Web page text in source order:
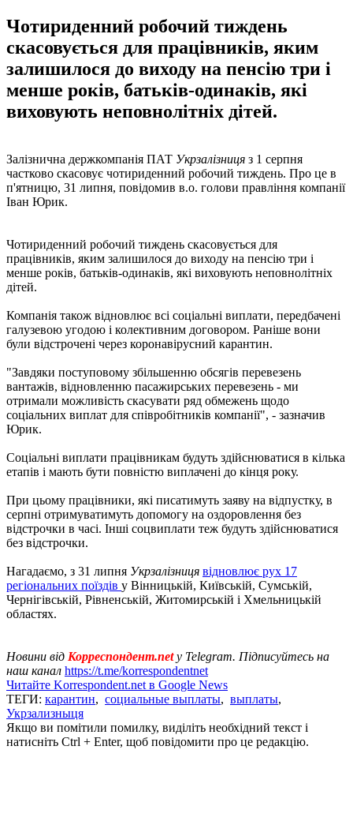
Чотириденний робочий тиждень
скасовується для працівників, яким
залишилося до виходу на пенсію три і
менше років, батьків-одинаків, які
виховують неповнолітніх дітей.
Залізнична держкомпанія ПАТ Укрзалізниця з 1 серпня
частково скасовує чотириденний робочий тиждень. Про це в
п'ятницю, 31 липня, повідомив в.о. голови правління компанії
Іван Юрик.
Чотириденний робочий тиждень скасовується для
працівників, яким залишилося до виходу на пенсію три і
менше років, батьків-одинаків, які виховують неповнолітніх
дітей.
Компанія також відновлює всі соціальні виплати, передбачені
галузевою угодою і колективним договором. Раніше вони
були відстрочені через коронавірусний карантин.
"Завдяки поступовому збільшенню обсягів перевезень
вантажів, відновленню пасажирських перевезень - ми
отримали можливість скасувати ряд обмежень щодо
соціальних виплат для співробітників компанії", - зазначив
Юрик.
Соціальні виплати працівникам будуть здійснюватися в кілька
етапів і мають бути повністю виплачені до кінця року.
При цьому працівники, які писатимуть заяву на відпустку, в
серпні отримуватимуть допомогу на оздоровлення без
відстрочки в часі. Інші соцвиплати теж будуть здійснюватися
без відстрочки.
Нагадаємо, з 31 липня Укрзалізниця відновлює рух 17
регіональних поїздів у Вінницькій, Київській, Сумській,
Чернігівській, Рівненській, Житомирській і Хмельницькій
областях.
Новини від Корреспондент.net у Telegram. Підписуйтесь на
наш канал https://t.me/korrespondentnet
Читайте Korrespondent.net в Google News
ТЕГИ: карантин, социальные выплаты, выплаты,
Укрзализныця
Якщо ви помітили помилку, виділіть необхідний текст і
натисніть Ctrl + Enter, щоб повідомити про це редакцію.